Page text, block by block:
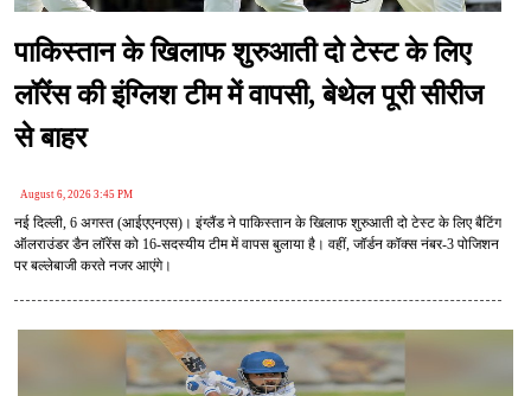
पाकिस्तान के खिलाफ शुरुआती दो टेस्ट के लिए
लॉरेंस की इंग्लिश टीम में वापसी, बेथेल पूरी सीरीज
से बाहर
August 6, 2026 3:45 PM
नई दिल्ली, 6 अगस्त (आईएएनएस)। इंग्लैंड ने पाकिस्तान के खिलाफ शुरुआती दो टेस्ट के लिए बैटिंग
ऑलराउंडर डैन लॉरेंस को 16-सदस्यीय टीम में वापस बुलाया है। वहीं, जॉर्डन कॉक्स नंबर-3 पोजिशन
पर बल्लेबाजी करते नजर आएंगे।